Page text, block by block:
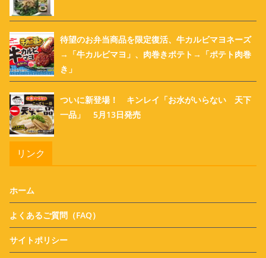
待望のお弁当商品を限定復活、牛カルビマヨネーズ
→「牛カルビマヨ」、肉巻きポテト→「ポテト肉巻
き」
ついに新登場！ キンレイ「お水がいらない 天下
一品」 5月13日発売
リンク
ホーム
よくあるご質問（FAQ）
サイトポリシー